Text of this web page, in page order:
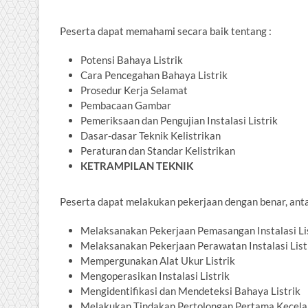
Peserta dapat memahami secara baik tentang :
Potensi Bahaya Listrik
Cara Pencegahan Bahaya Listrik
Prosedur Kerja Selamat
Pembacaan Gambar
Pemeriksaan dan Pengujian Instalasi Listrik
Dasar-dasar Teknik Kelistrikan
Peraturan dan Standar Kelistrikan
KETRAMPILAN TEKNIK
Peserta dapat melakukan pekerjaan dengan benar,
Melaksanakan Pekerjaan Pemasangan Instalasi
Melaksanakan Pekerjaan Perawatan Instalasi
Mempergunakan Alat Ukur Listrik
Mengoperasikan Instalasi Listrik
Mengidentifikasi dan Mendeteksi Bahaya Listrik